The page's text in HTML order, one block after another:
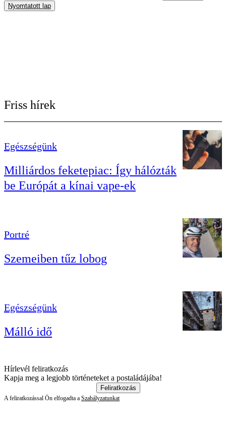
Nyomtatott lap
Friss hírek
Egészségünk
Milliárdos feketepiac: Így hálózták
be Európát a kínai vape-ek
Portré
Szemeiben tűz lobog
Egészségünk
Málló idő
Hírlevél feliratkozás
Kapja meg a legjobb történeteket a postaládájába!
Feliratkozás
A feliratkozással Ön elfogadta a Szabályzatunkat